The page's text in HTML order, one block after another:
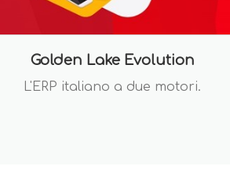
Golden Lake Evolution
L'ERP italiano a due motori.